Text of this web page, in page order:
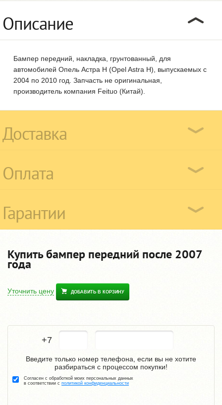
Описание
Бампер передний, накладка, грунтованный, для
автомобилей Опель Астра Н (Opel Astra H), выпускаемых с
2004 по 2010 год. Запчасть не оригинальная,
производитель компания Feituo (Китай).
Доставка
Оплата
Гарантии
Купить бампер передний после 2007
года
Уточнить цену ДОБАВИТЬ В КОРЗИНУ
+7
Введите только номер телефона, если вы не хотите
разбираться с процессом покупки!
Согласен с обработкой моих персональных данных
в соответствии с политикой конфиденциальности